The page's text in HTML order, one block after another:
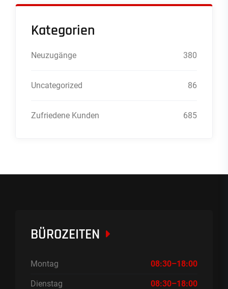
Kategorien
Neuzugänge 380
Uncategorized 86
Zufriedene Kunden 685
BÜROZEITEN
Montag 08:30–18:00
Dienstag 08:30–18:00